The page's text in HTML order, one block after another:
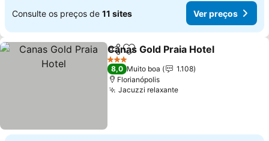
Consulte os preços de 11 sites Ver preços
PartilharAdicionar aos favoritos
Canas Gold Praia Hotel
3 Estrelas
8,0 Muito boa
1.108
Florianópolis
Jacuzzi relaxanteVer preços